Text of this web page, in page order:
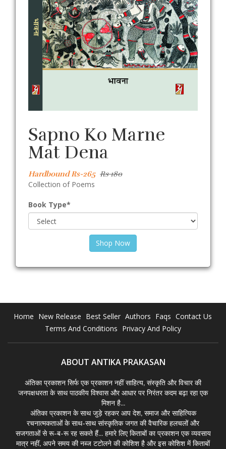
Sapno Ko Marne
Mat Dena
Hardbound Rs-265 Rs 180
Collection of Poems
Book Type*
Shop Now
Home New Release Best Seller Authors Faqs Contact Us
Terms And Conditions Privacy And Policy
ABOUT ANTIKA PRAKASAN
अंतिका प्रकाशन सिर्फ एक प्रकाशन नहीं साहित्य, संस्कृति और विचार की
जनपक्षधरता के साथ पाठकीय विश्वास और आधार पर निरंतर कदम बढ़ा रहा एक
मिशन है...
अंतिका प्रकाशन के साथ जुड़े रहकर आप देश, समाज और साहित्यिक
रचनात्मकताओं के साथ-साथ सांस्कृतिक जगत की वैचारिक हलचलों और
सजगताओं से रू-ब-रू रह सकते हैं... हमारे लिए किताबों का प्रकाशन एक व्यवसाय
मात्र नहीं, अपने समय की नब्ज टटोलने की कोशिश है और इस कोशिश में किताबों